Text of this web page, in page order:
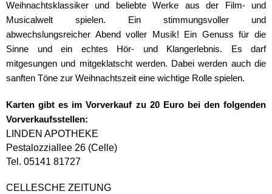
Weihnachtsklassiker und beliebte Werke aus der Film- und
Musicalwelt spielen. Ein stimmungsvoller und
abwechslungsreicher Abend voller Musik! Ein Genuss für die
Sinne und ein echtes Hör- und Klangerlebnis. Es darf
mitgesungen und mitgeklatscht werden. Dabei werden auch die
sanften Töne zur Weihnachtszeit eine wichtige Rolle spielen.
Karten gibt es im Vorverkauf zu 20 Euro bei den folgenden
Vorverkaufsstellen:
LINDEN APOTHEKE
Pestalozziallee 26 (Celle)
Tel. 05141 81727
CELLESCHE ZEITUNG